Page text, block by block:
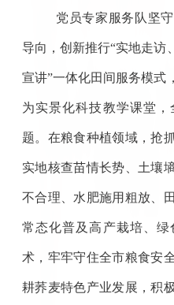
党员专家服务队坚
导向，创新推行“实地走访
宣讲”一体化田间服务模式
为实景化科技教学课堂
题。在粮食种植领域，抢
实地核查苗情长势、土壤
不合理、水肥施用粗放、
常态化普及高产栽培、
术，牢牢守住全市粮食安
耕荞麦特色产业发展，积